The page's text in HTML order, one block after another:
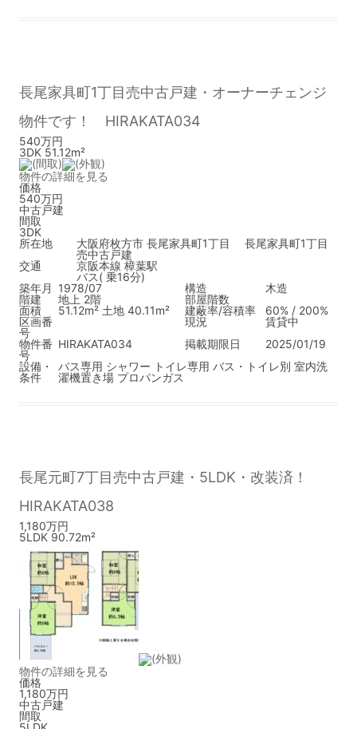
長尾家具町1丁目売中古戸建・オーナーチェンジ
物件です！ HIRAKATA034
540万円
3DK 51.12m²
物件の詳細を見る
価格
540万円
中古戸建
間取
3DK
所在地
大阪府枚方市 長尾家具町1丁目 長尾家具町1丁目
売中古戸建
交通
京阪本線 樟葉駅
バス( 乗16分)
築年月
1978/07 構造
木造
階建
地上 2階
部屋階数
面積
51.12m² 土地 40.11m² 建蔽率/容積率
60% / 200%
区画番
号
現況
賃貸中
物件番
号
HIRAKATA034 掲載期限日
2025/01/19
設備・
条件
バス専用 シャワー トイレ専用 バス・トイレ別 室内洗
濯機置き場 プロパンガス
長尾元町7丁目売中古戸建・5LDK・改装済！
HIRAKATA038
1,180万円
5LDK 90.72m²
物件の詳細を見る
価格
1,180万円
中古戸建
間取